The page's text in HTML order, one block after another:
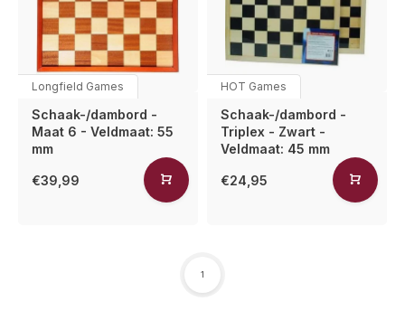
Longfield Games
Schaak-/dambord -
Maat 6 - Veldmaat: 55
mm
€39,99
HOT Games
Schaak-/dambord -
Triplex - Zwart -
Veldmaat: 45 mm
€24,95
1